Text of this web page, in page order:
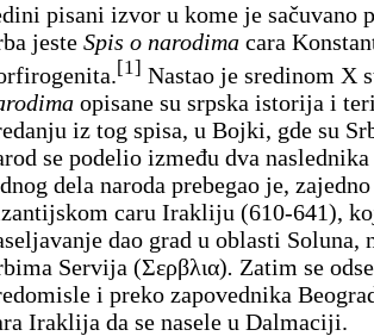
pisani izvor u kome je sačuvano
jeste Spis o narodima cara
[1] Nastao je sredinom X
opisane su srpska istorija i
iz tog spisa, u Bojki, gde su
se podelio između dva
dela naroda prebegao je,
caru Irakliju (610-641),
dao grad u oblasti Soluna,
Servija (Σερβλια). Zatim se
i preko zapovednika
Iraklija da se nasele u Dalmaciji.